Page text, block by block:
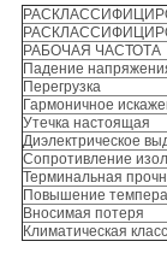
РАБОЧАЯ ЧАСТОТА
Падение
Перегрузка
Гармоничное
Утечка настоящая
Диэлектрическое
Сопротивление
Терминальная
Повышение
Вносимая потеря
Климатическая